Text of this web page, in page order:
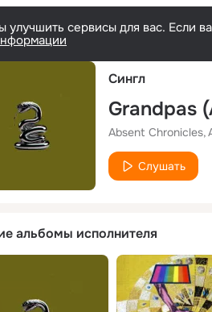
сервисы для вас. Если
Сингл
Grandpas
Absent Chronicles
Слушать
альбомы исполнителя